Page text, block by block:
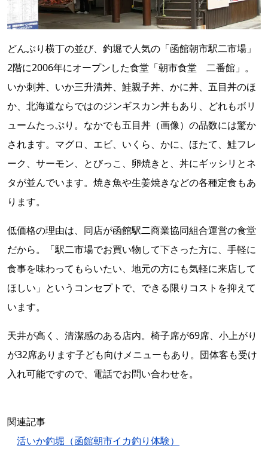
どんぶり横丁の並び、釣堀で人気の「函館朝市駅二市場」
2階に2006年にオープンした食堂「朝市食堂 二番館」。
いか刺丼、いか三升漬丼、鮭親子丼、かに丼、五目丼のほ
か、北海道ならではのジンギスカン丼もあり、どれもボリ
ュームたっぷり。なかでも五目丼（画像）の品数には驚か
されます。マグロ、エビ、いくら、かに、ほたて、鮭フレ
ーク、サーモン、とびっこ、卵焼きと、丼にギッシリとネ
タが並んでいます。焼き魚や生姜焼きなどの各種定食もあ
ります。
低価格の理由は、同店が函館駅二商業協同組合運営の食堂
だから。「駅二市場でお買い物して下さった方に、手軽に
食事を味わってもらいたい、地元の方にも気軽に来店して
ほしい」というコンセプトで、できる限りコストを抑えて
います。
天井が高く、清潔感のある店内。椅子席が69席、小上がり
が32席あります子ども向けメニューもあり。団体客も受け
入れ可能ですので、電話でお問い合わせを。
関連記事
活いか釣堀（函館朝市イカ釣り体験）